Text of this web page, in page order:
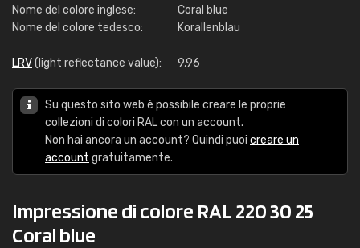
Nome del colore inglese:
Coral blue
Nome del colore tedesco:
Korallenblau
LRV(light reflectance value): 9,96
Su questo sito web è possibile creare le proprie
collezioni di colori RAL con un account.
Non hai ancora un account? Quindi puoi creare un
account gratuitamente.
Impressione di colore RAL 220 30 25
Coral blue